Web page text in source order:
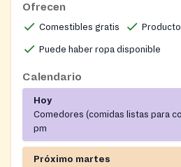
canned goods, bread, pastries,
clothing at no cost. Services are
anyone in Anne Arundel County,
the church offers a Saturday hot
Shepherd’s Table, prepared on
Ofrecen
Comestibles gratis
Puede haber ropa disponible
Calendario
Hoy
Comedores (comidas listas para
pm
Próximo martes